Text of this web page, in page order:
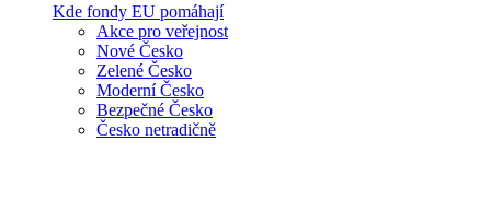
Kde fondy EU pomáhají
Akce pro veřejnost
Nové Česko
Zelené Česko
Moderní Česko
Bezpečné Česko
Česko netradičně